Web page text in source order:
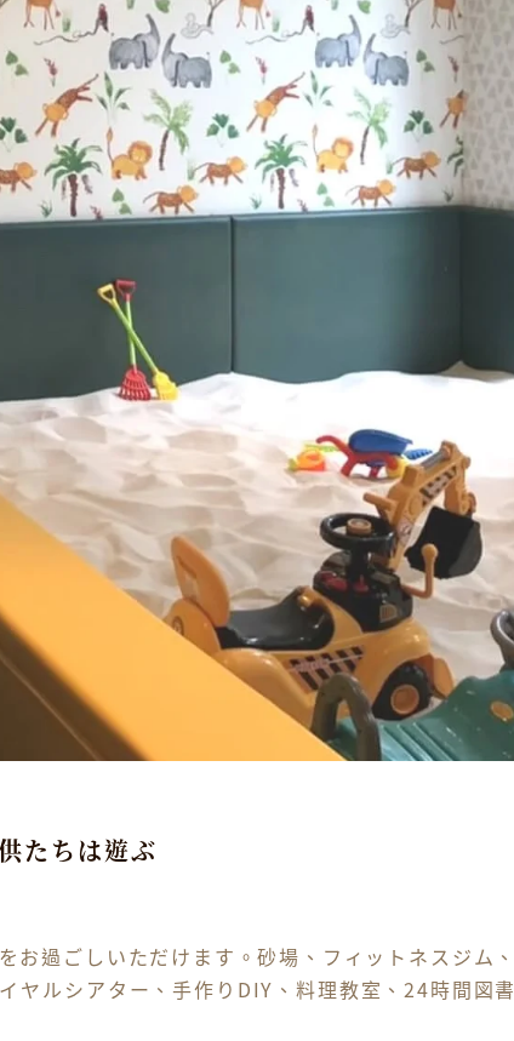
たちは遊ぶ
過ごしいただけます。砂場、フィットネスジム、
ヤルシアター、手作りDIY、料理教室、24時間図書